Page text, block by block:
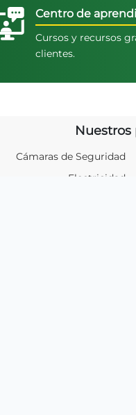
Centro de
Cursos y recursos
clientes.
Nuestros
Cámaras de Seguridad
Electricidad